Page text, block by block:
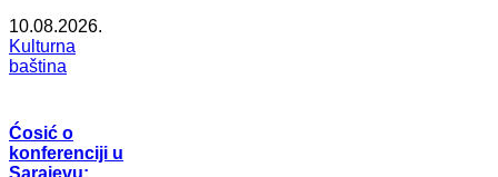
10.08.2026.
Kulturna
baština
Ćosić o
konferenciji u
Sarajevu: